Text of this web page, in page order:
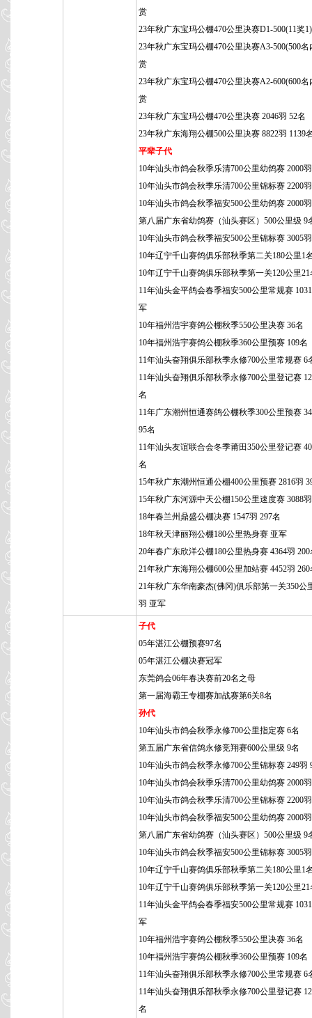
赏
23年秋广东宝玛公棚470公里决赛D1-500(11奖
23年秋广东宝玛公棚470公里决赛A3-500(500名
赏
23年秋广东宝玛公棚470公里决赛A2-600(600名
赏
23年秋广东宝玛公棚470公里决赛 2046羽 52名
23年秋广东海翔公棚500公里决赛 8822羽 1139
平辈子代
10年汕头市鸽会秋季乐清700公里幼鸽赛 2000
10年汕头市鸽会秋季乐清700公里锦标赛 2200
10年汕头市鸽会秋季福安500公里幼鸽赛 2000
第八届广东省幼鸽赛（汕头赛区）500公里级 9
10年汕头市鸽会秋季福安500公里锦标赛 3005
10年辽宁千山赛鸽俱乐部秋季第二关180公里1
10年辽宁千山赛鸽俱乐部秋季第一关120公里21
11年汕头金平鸽会春季福安500公里常规赛
军
10年福州浩宇赛鸽公棚秋季550公里决赛 36名
10年福州浩宇赛鸽公棚秋季360公里预赛 109名
11年汕头奋翔俱乐部秋季永修700公里常规赛 6
11年汕头奋翔俱乐部秋季永修700公里登记赛
名
11年广东潮州恒通赛鸽公棚秋季300公里预赛
95名
11年汕头友谊联合会冬季莆田350公里登记赛
名
15年秋广东潮州恒通公棚400公里预赛 2816羽
15年秋广东河源中天公棚150公里速度赛 3088
18年春兰州鼎盛公棚决赛 1547羽 297名
18年秋天津丽翔公棚180公里热身赛 亚军
20年春广东欣洋公棚180公里热身赛 4364羽 200
21年秋广东海翔公棚600公里加站赛 4452羽 260
21年秋广东华南豪杰(佛冈)俱乐部第一关350公
羽 亚军
子代
05年湛江公棚预赛97名
05年湛江公棚决赛冠军
东莞鸽会06年春决赛前20名之母
第一届海霸王专棚赛加战赛第6关8名
孙代
10年汕头市鸽会秋季永修700公里指定赛 6名
第五届广东省信鸽永修竞翔赛600公里级 9名
10年汕头市鸽会秋季永修700公里锦标赛 249羽
10年汕头市鸽会秋季乐清700公里幼鸽赛 2000
10年汕头市鸽会秋季乐清700公里锦标赛 2200
10年汕头市鸽会秋季福安500公里幼鸽赛 2000
第八届广东省幼鸽赛（汕头赛区）500公里级 9
10年汕头市鸽会秋季福安500公里锦标赛 3005
10年辽宁千山赛鸽俱乐部秋季第二关180公里1
10年辽宁千山赛鸽俱乐部秋季第一关120公里21
11年汕头金平鸽会春季福安500公里常规赛
军
10年福州浩宇赛鸽公棚秋季550公里决赛 36名
10年福州浩宇赛鸽公棚秋季360公里预赛 109名
11年汕头奋翔俱乐部秋季永修700公里常规赛 6
11年汕头奋翔俱乐部秋季永修700公里登记赛
名